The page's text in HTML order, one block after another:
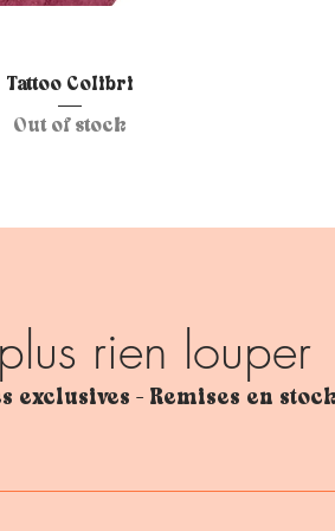
Quick View
Tattoo Colibri
Out of stock
rien louper
exclusives - Remises en